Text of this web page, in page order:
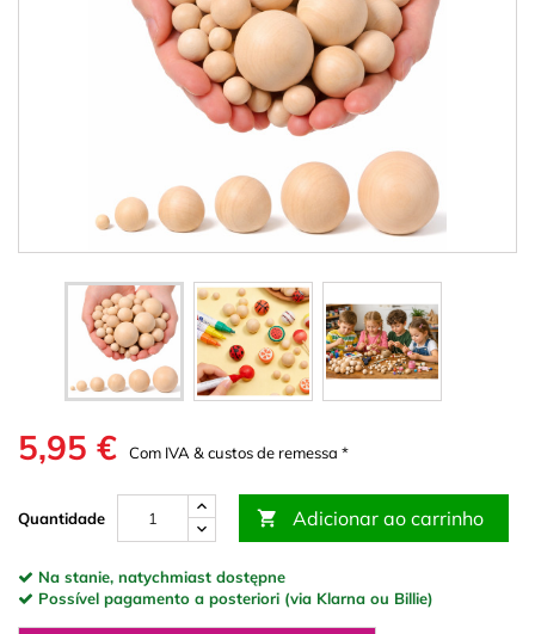
5,95 € Com IVA & custos de remessa *
Quantidade  Adicionar ao carrinho
Na stanie, natychmiast dostępne
Possível pagamento a posteriori (via Klarna ou Billie)